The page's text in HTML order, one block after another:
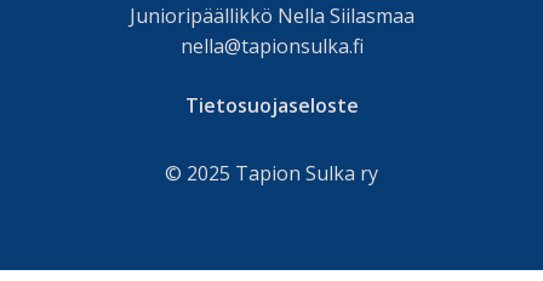
Junioripäällikkö Nella Siilasmaa
nella@tapionsulka.fi
Tietosuojaseloste
© 2025 Tapion Sulka ry